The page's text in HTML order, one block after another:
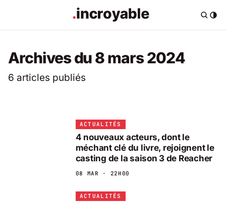
Archives du 8 mars 2024
6 articles publiés
ACTUALITÉS
4 nouveaux acteurs, dont le
méchant clé du livre, rejoignent le
casting de la saison 3 de Reacher
08 MAR · 22H00
ACTUALITÉS